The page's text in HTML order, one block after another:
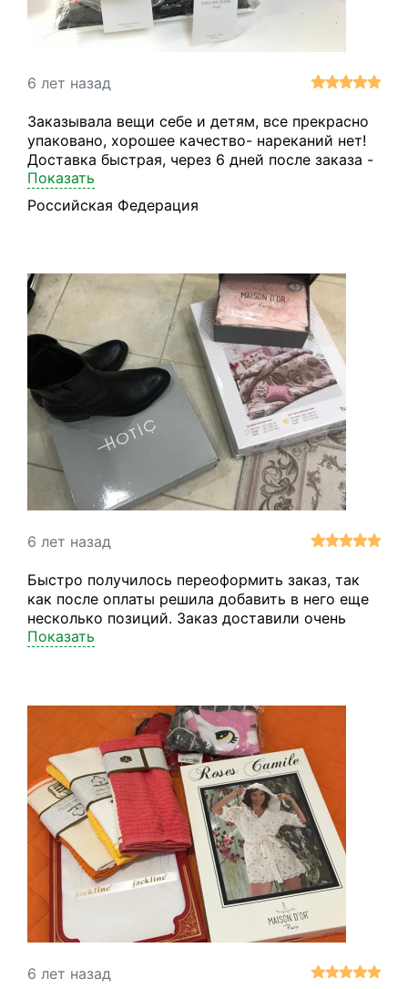
6 лет назад
Заказывала вещи себе и детям, все прекрасно
упаковано, хорошее качество- нареканий нет!
Доставка быстрая, через 6 дней после заказа -
это большой плюс! Привлекательные цены в
турецких интернет-магазинах и очень
оперативная работа сервиса порадовали!
раз ещё стану покупателем!
Показать
Российская Федерация
6 лет назад
Быстро получилось переоформить заказ, так
как после оплаты решила добавить в него еще
несколько позиций. Заказ доставили очень
быстро. Все товары в хорошем состоянии.
Показать
6 лет назад